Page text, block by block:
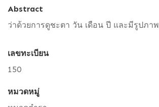
Abstract
ว่าด้วยการดูชะตา วัน เดือน ปี และมีรูปภา
เลขทะเบียน
150
หมวดหมู่